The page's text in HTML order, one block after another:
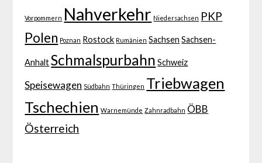
Vorpommern Nahverkehr Niedersachsen PKP
Polen Poznan Rostock Rumänien Sachsen Sachsen-
Anhalt Schmalspurbahn Schweiz
Speisewagen Südbahn Thüringen Triebwagen
Tschechien Warnemünde Zahnradbahn ÖBB
Österreich